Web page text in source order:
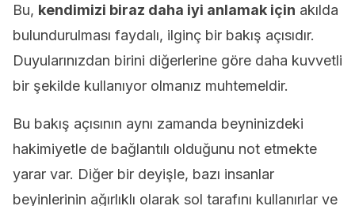
Bu, kendimizi biraz daha iyi anlamak için akılda
bulundurulması faydalı, ilginç bir bakış açısıdır.
Duyularınızdan birini diğerlerine göre daha kuvvetli
bir şekilde kullanıyor olmanız muhtemeldir.
Bu bakış açısının aynı zamanda beyninizdeki
hakimiyetle de bağlantılı olduğunu not etmekte
yarar var. Diğer bir deyişle, bazı insanlar
beyinlerinin ağırlıklı olarak sol tarafını kullanırlar ve